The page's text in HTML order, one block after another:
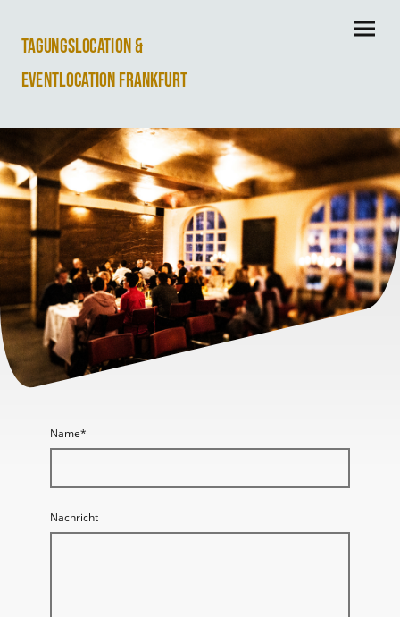
Tagungslocation &
Eventlocation Frankfurt
Name*
Nachricht